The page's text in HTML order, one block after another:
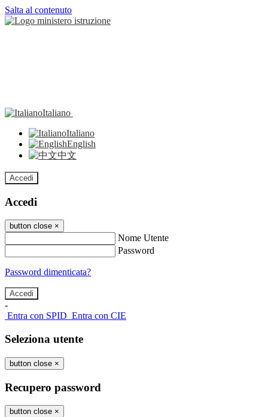
Salta al contenuto
Italiano
Italiano
English
中文
Accedi
Accedi
button close ×
Nome Utente
Password
Password dimenticata?
-
Entra con SPID Entra con CIE
Seleziona utente
button close ×
Recupero password
button close ×